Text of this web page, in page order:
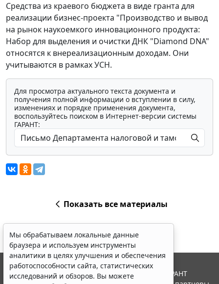
Средства из краевого бюджета в виде гранта для
реализации бизнес-проекта "Производство и вывод
на рынок наукоемкого инновационного продукта:
Набор для выделения и очистки ДНК "Diamond DNA"
относятся к внереализационным доходам. Они
учитываются в рамках УСН.
Для просмотра актуального текста документа и
получения полной информации о вступлении в силу,
изменениях и порядке применения документа,
воспользуйтесь поиском в Интернет-версии системы
ГАРАНТ:
Показать все материалы
Мы обрабатываем локальные данные
браузера и используем инструменты
аналитики в целях улучшения и обеспечения
работоспособности сайта, статистических
исследований и обзоров. Вы можете
© ООО "НПП "ГАРАНТ-СЕРВИС", 2026. Система ГАРАНТ